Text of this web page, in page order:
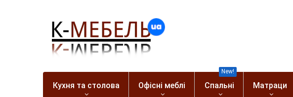
Кухня та столова Офісні меблі Спальні
New!
Матраци